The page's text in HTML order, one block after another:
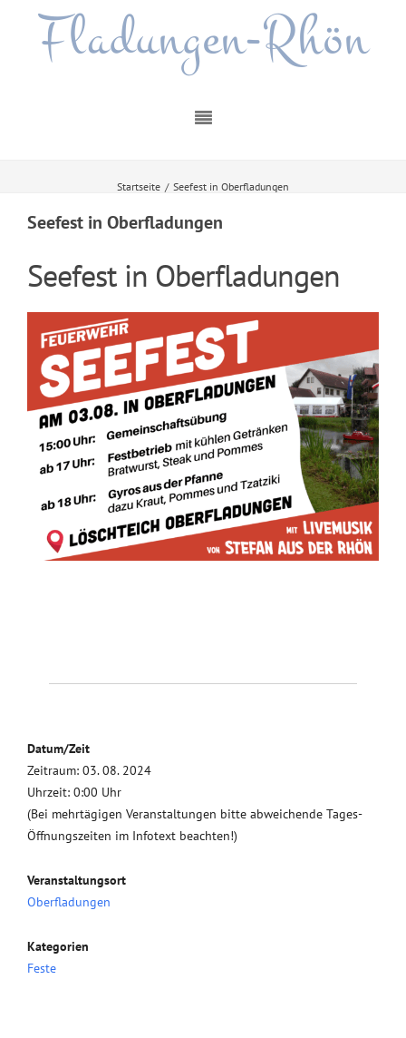
Fladungen-Rhön
Startseite / Seefest in Oberfladungen
Seefest in Oberfladungen
Seefest in Oberfladungen
Datum/Zeit
Zeitraum: 03. 08. 2024
Uhrzeit: 0:00 Uhr
(Bei mehrtägigen Veranstaltungen bitte abweichende Tages-
Öffnungszeiten im Infotext beachten!)
Veranstaltungsort
Oberfladungen
Kategorien
Feste